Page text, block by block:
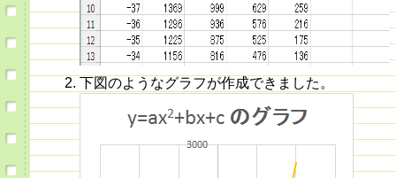
下図のようなグラフが作成できました。